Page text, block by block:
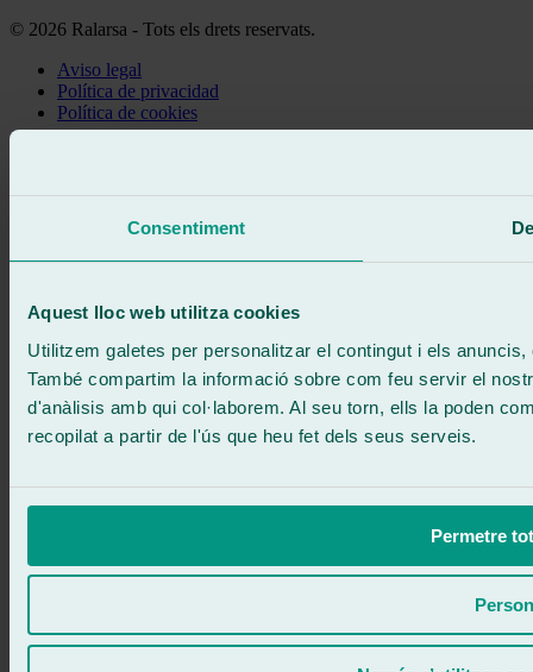
Consentiment
Aquest lloc web utilitza cookies
Utilitzem galetes per personalitzar el contingut i els
També compartim la informació sobre com feu servir el
d'anàlisis amb qui col·laborem. Al seu torn, ells la poden
recopilat a partir de l'ús que heu fet dels seus serveis.
Permetre
© 2026 Ralarsa - Tots els drets reservats.
Aviso legal
Política de privacidad
Política de cookies
Et truquem
Sense compromís
Escriu-nos
ATENCIÓ 24/7
Contacta'ns